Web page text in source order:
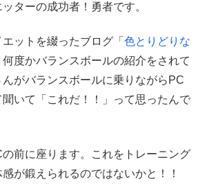
ターの成功者！勇者です。
ットを綴ったブログ「 色とりどりな
何度かバランスボールの紹介をされて
がバランスボールに乗りながらPC
いて「これだ！！」って思ったんで
前に座ります。これをトレーニング
が鍛えられるのではないかと！！